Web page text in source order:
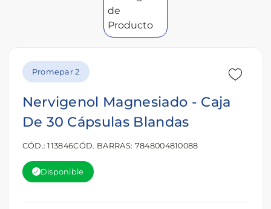
Promepar 2
Nervigenol Magnesiado - Caja
De 30 Cápsulas Blandas
CÓD.: 113846CÓD. BARRAS: 7848004810088
Disponible